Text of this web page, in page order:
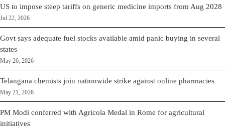
US to impose steep tariffs on generic medicine imports from Aug 2028
Jul 22, 2026
Govt says adequate fuel stocks available amid panic buying in several
states
May 26, 2026
Telangana chemists join nationwide strike against online pharmacies
May 21, 2026
PM Modi conferred with Agricola Medal in Rome for agricultural
initiatives